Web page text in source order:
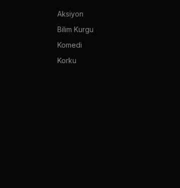
Aksiyon
Bilim Kurgu
Komedi
Korku